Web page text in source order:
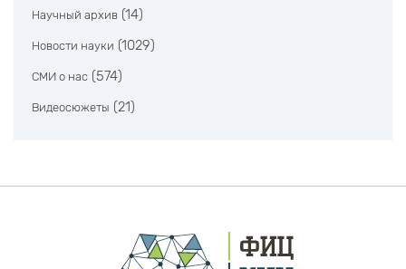
Научный архив (14)
Новости науки (1029)
СМИ о нас (574)
Видеосюжеты (21)